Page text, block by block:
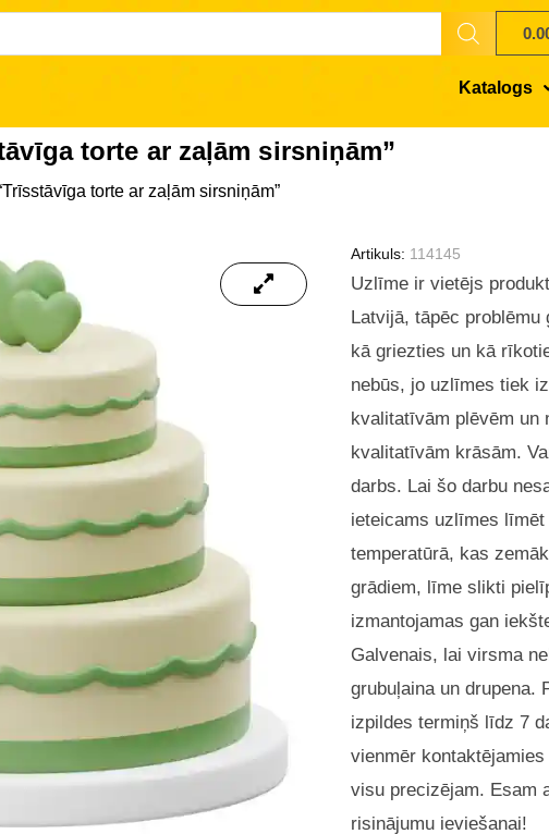
Katalogs
torte ar zaļām sirsniņām”
torte ar zaļām sirsniņām”
Artikuls: 114145
Uzlīme ir vietējs
Latvijā, tāpēc problēmu
kā griezties un kā
nebūs, jo uzlīmes tiek
kvalitatīvām plēvēm un
kvalitatīvām krāsām.
darbs. Lai šo darbu
ieteicams uzlīmes
temperatūrā, kas
grādiem, līme slikti
izmantojamas gan
Galvenais, lai virsma
grubuļaina un drupena.
izpildes termiņš līdz 7
vienmēr
visu precizējam. Esam
risinājumu ieviešanai!